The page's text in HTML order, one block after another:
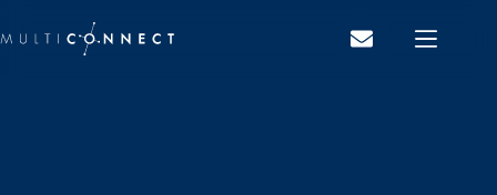
springen